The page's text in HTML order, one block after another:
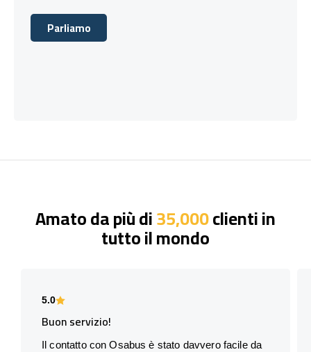
Parliamo
Parliamo
Amato da più di35,000clienti in
tutto il mondo
5.0
Buon servizio!
Il contatto con Osabus è stato davvero facile da